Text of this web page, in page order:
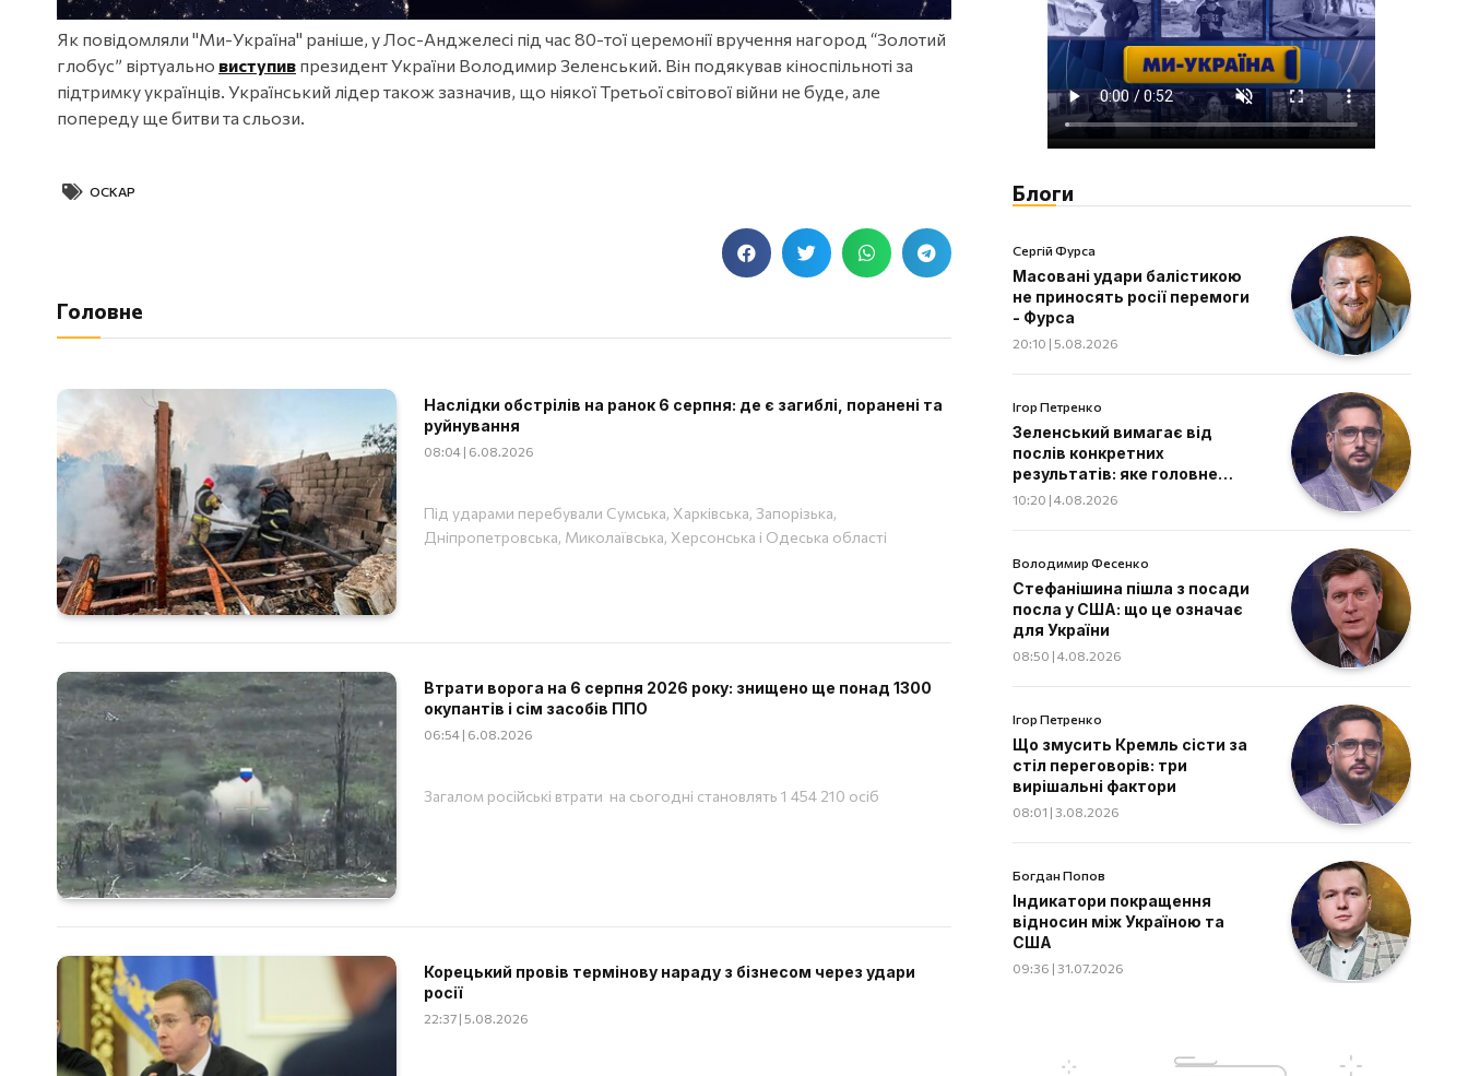
Як повідомляли "Ми-Україна" раніше, у Лос-Анджелесі під час 80-тої церемонії вручення нагород “Золотий
глобус” віртуально виступив президент України Володимир Зеленський. Він подякував кіноспільноті за
підтримку українців. Український лідер також зазначив, що ніякої Третьої світової війни не буде, але
попереду ще битви та сльози.
ОСКАР
Головне
Наслідки обстрілів на ранок 6 серпня: де є загиблі, поранені та
руйнування
08:04 | 6.08.2026
Під ударами перебували Сумська, Харківська, Запорізька,
Дніпропетровська, Миколаївська, Херсонська і Одеська області
Втрати ворога на 6 серпня 2026 року: знищено ще понад 1300
окупантів і сім засобів ППО
06:54 | 6.08.2026
Загалом російські втрати на сьогодні становлять 1 454 210 осіб
Корецький провів термінову нараду з бізнесом через удари
росії
22:37 | 5.08.2026
Блоги
Сергій Фурса
Масовані удари балістикою
не приносять росії перемоги
- Фурса
20:10 | 5.08.2026
Ігор Петренко
Зеленський вимагає від
послів конкретних
результатів: яке головне
завдання дипломатів
10:20 | 4.08.2026
Володимир Фесенко
Стефанішина пішла з посади
посла у США: що це означає
для України
08:50 | 4.08.2026
Ігор Петренко
Що змусить Кремль сісти за
стіл переговорів: три
вирішальні фактори
08:01 | 3.08.2026
Богдан Попов
Індикатори покращення
відносин між Україною та
США
09:36 | 31.07.2026